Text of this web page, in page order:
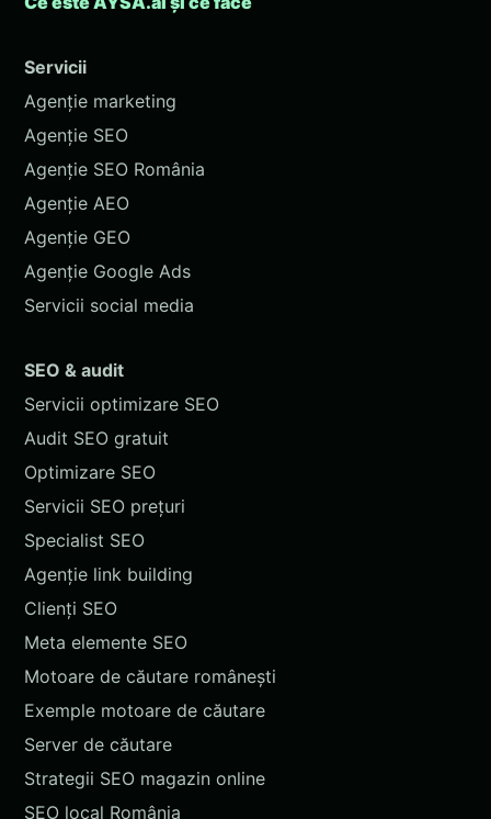
Servicii
Agenție marketing
Agenție SEO
Agenție SEO România
Agenție AEO
Agenție GEO
Agenție Google Ads
Servicii social media
SEO & audit
Servicii optimizare SEO
Audit SEO gratuit
Optimizare SEO
Servicii SEO prețuri
Specialist SEO
Agenție link building
Clienți SEO
Meta elemente SEO
Motoare de căutare românești
Exemple motoare de căutare
Server de căutare
Strategii SEO magazin online
SEO local România